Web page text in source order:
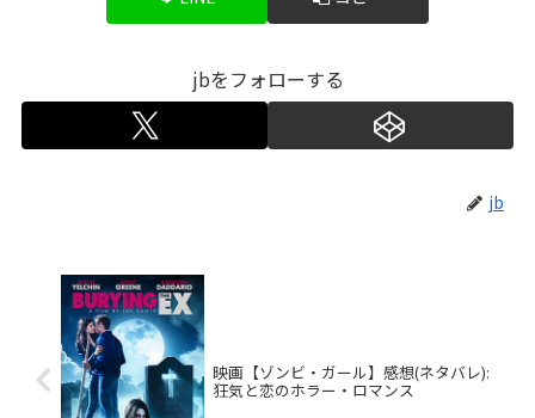
jbをフォローする
jb
映画【ゾンビ・ガール】感想(ネタバレ):
狂気と恋のホラー・ロマンス